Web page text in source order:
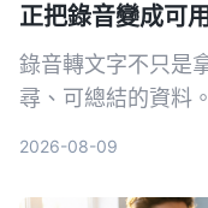
正把錄音變成可
錄音轉文字不只是
尋、可總結的資料
2026-08-09